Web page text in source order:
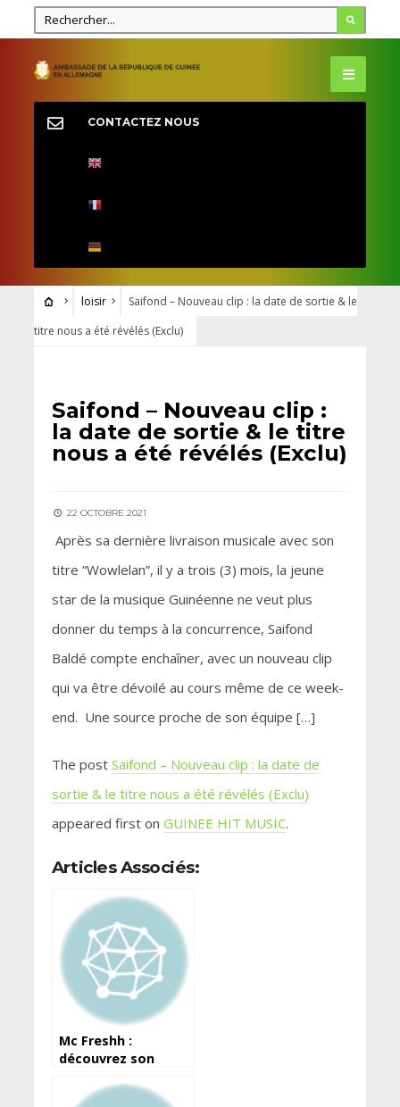
CONTACTEZ NOUS
loisir
Saifond – Nouveau clip : la date de sortie & le
titre nous a été révélés (Exclu)
Saifond – Nouveau clip :
la date de sortie & le titre
nous a été révélés (Exclu)
22 OCTOBRE 2021
Après sa dernière livraison musicale avec son
titre “Wowlelan”, il y a trois (3) mois, la jeune
star de la musique Guinéenne ne veut plus
donner du temps à la concurrence, Saifond
Baldé compte enchaîner, avec un nouveau clip
qui va être dévoilé au cours même de ce week-
end. Une source proche de son équipe […]
The post Saifond – Nouveau clip : la date de
sortie & le titre nous a été révélés (Exclu)
appeared first on GUINEE HIT MUSIC.
Articles Associés:
Mc Freshh :
découvrez son
(disponible)